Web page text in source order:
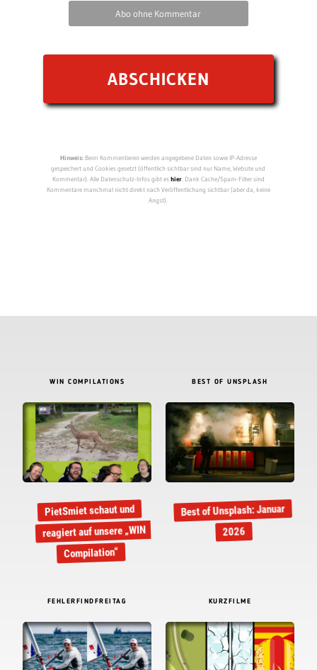
Abo ohne Kommentar
Hinweis:Beim Kommentieren werden angegebene Daten sowie IP-Adresse
gespeichert und Cookies gesetzt (öffentlich sichtbar sind nur Name, Website und
Kommentar). Alle Datenschutz-Infos gibt eshier. Dank Cache/Spam-Filter sind
Kommentare manchmal nicht direkt nach Veröffentlichung sichtbar (aber da, keine
Angst).
WIN COMPILATIONS
PietSmiet schaut und
reagiert auf unsere „WIN
Compilation“
BEST OF UNSPLASH
Best of Unsplash: Januar
2026
FEHLERFINDFREITAG KURZFILME